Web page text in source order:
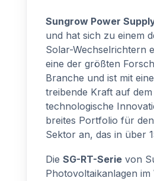
Sungrow Power
und hat sich zu einem
Solar-Wechselrichtern
eine der größten
Branche und ist mit
treibende Kraft auf
technologische
breites Portfolio für
Sektor an, das in über
Die SG-RT-Serie von
Photovoltaikanlagen